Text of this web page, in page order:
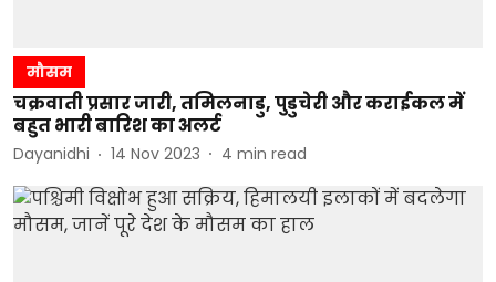
मौसम
चक्रवाती प्रसार जारी, तमिलनाडु, पुडुचेरी और कराईकल में
बहुत भारी बारिश का अलर्ट
Dayanidhi 14 Nov 2023 4 min read